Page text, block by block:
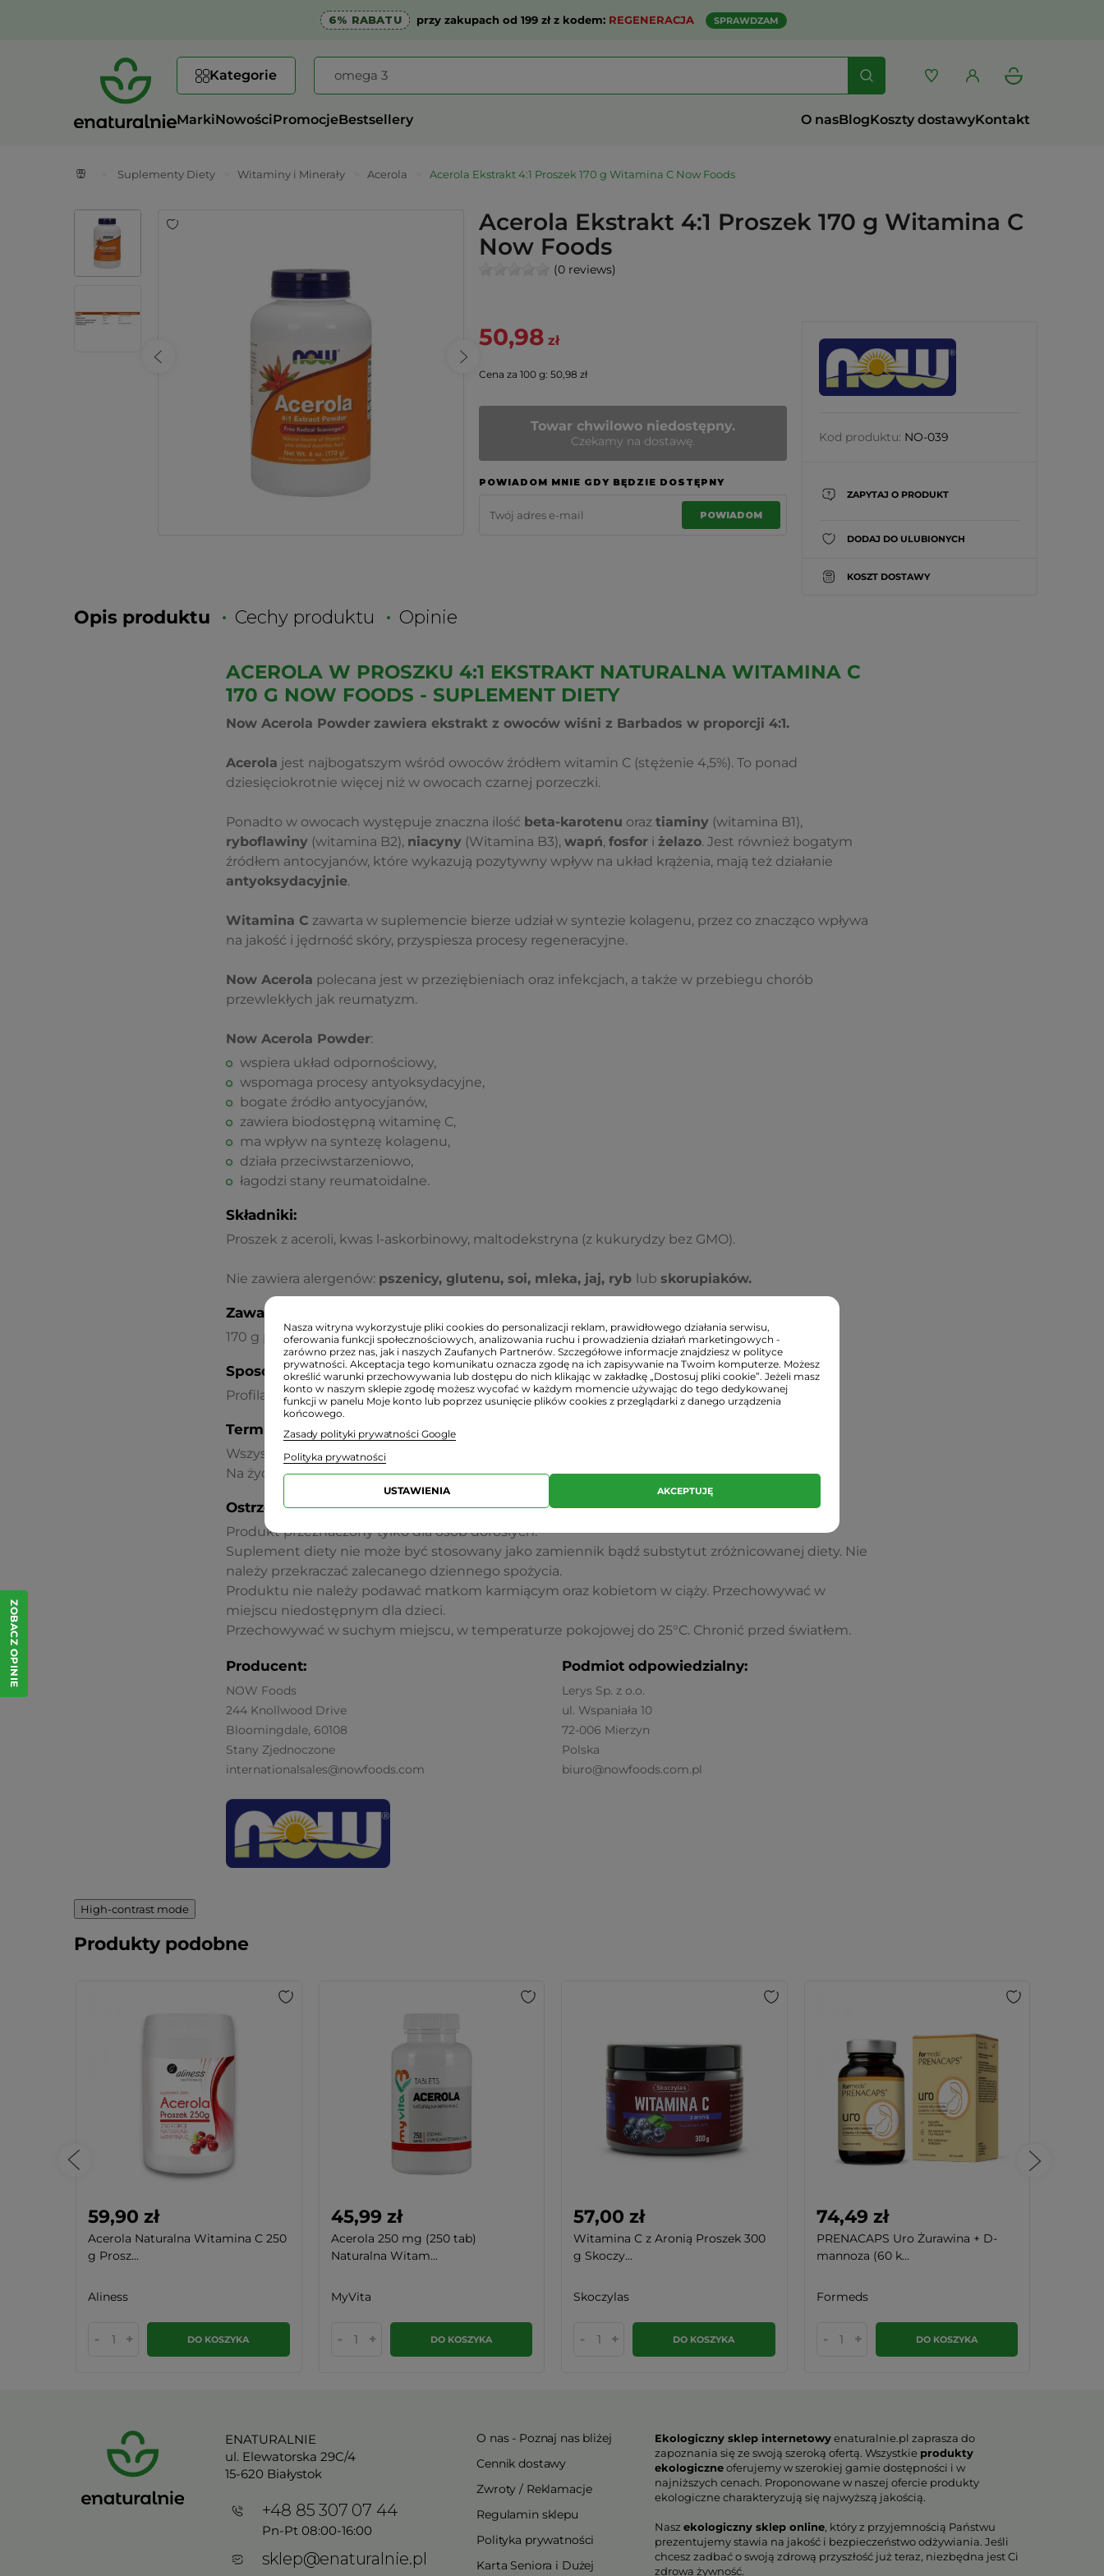
6% RABATU przy zakupach od 199 zł z kodem: REGENERACJA SPRAWDZAM
Kategorie
MarkiNowościPromocjeBestsellery O nasBlogKoszty dostawyKontakt
Suplementy Diety Witaminy i Minerały Acerola Acerola Ekstrakt 4:1 Proszek 170 g Witamina C Now Foods
Acerola Ekstrakt 4:1 Proszek 170 g Witamina C
Now Foods
(0 reviews)
50,98zł
Cena za 100 g: 50,98 zł
Towar chwilowo niedostępny.
Czekamy na dostawę.
POWIADOM MNIE GDY BĘDZIE DOSTĘPNY
POWIADOM
Kod produktu: NO-039
ZAPYTAJ O PRODUKT
DODAJ DO ULUBIONYCH
KOSZT DOSTAWY
Opis produktu Cechy produktu Opinie
ACEROLA W PROSZKU 4:1 EKSTRAKT NATURALNA WITAMINA C
170 G NOW FOODS - SUPLEMENT DIETY
Now Acerola Powder zawiera ekstrakt z owoców wiśni z Barbados w proporcji 4:1.
Acerola jest najbogatszym wśród owoców źródłem witamin C (stężenie 4,5%). To ponad
dziesięciokrotnie więcej niż w owocach czarnej porzeczki.
Ponadto w owocach występuje znaczna ilość beta-karotenu oraz tiaminy(witamina B1),
ryboflawiny(witamina B2), niacyny(Witamina B3), wapń, fosfori żelazo. Jest również bogatym
źródłem antocyjanów, które wykazują pozytywny wpływ na układ krążenia, mają też działanie
antyoksydacyjnie.
Witamina C zawarta w suplemencie bierze udział w syntezie kolagenu, przez co znacząco wpływa
na jakość i jędrność skóry, przyspiesza procesy regeneracyjne.
Now Acerola polecana jest w przeziębieniach oraz infekcjach, a także w przebiegu chorób
przewlekłych jak reumatyzm.
Now Acerola Powder:
wspiera układ odpornościowy,
wspomaga procesy antyoksydacyjne,
bogate źródło antyocyjanów,
zawiera biodostępną witaminę C,
ma wpływ na syntezę kolagenu,
działa przeciwstarzeniowo,
łagodzi stany reumatoidalne.
Składniki:
Proszek z aceroli, kwas l-askorbinowy, maltodekstryna (z kukurydzy bez GMO).
Nie zawiera alergenów: pszenicy, glutenu, soi, mleka, jaj, ryb lub skorupiaków.
Zawartość:
170 g proszku
Sposób użycia:
Profilaktycznie spożywać jedną łyżeczkę (3,2 g) dziennie.
Termin przydatności:
Wszystkie oferowane produkty są świeże, o ile nie napisano inaczej w ofercie.
Na życzenie podajemy dokładny termin przydatności e-mailowo lub telefonicznie.
Ostrzeżenia dotyczące bezpieczeństwa:
Produkt przeznaczony tylko dla osób dorosłych.
Suplement diety nie może być stosowany jako zamiennik bądź substytut zróżnicowanej diety. Nie
należy przekraczać zalecanego dziennego spożycia.
Produktu nie należy podawać matkom karmiącym oraz kobietom w ciąży. Przechowywać w
miejscu niedostępnym dla dzieci.
Przechowywać w suchym miejscu, w temperaturze pokojowej do 25°C. Chronić przed światłem.
Producent:
NOW Foods
244 Knollwood Drive
Bloomingdale, 60108
Stany Zjednoczone
internationalsales@nowfoods.com
Podmiot odpowiedzialny:
Lerys Sp. z o.o.
ul. Wspaniała 10
72-006 Mierzyn
Polska
biuro@nowfoods.com.pl
High-contrast mode
Produkty podobne
59,90 zł
Acerola Naturalna Witamina C 250
g Prosz...
Aliness
- + DO KOSZYKA
45,99 zł
Acerola 250 mg (250 tab)
Naturalna Witam...
MyVita
- + DO KOSZYKA
57,00 zł
Witamina C z Aronią Proszek 300
g Skoczy...
Skoczylas
- + DO KOSZYKA
74,49 zł
PRENACAPS Uro Żurawina + D-
mannoza (60 k...
Formeds
- + DO KOSZYKA
ENATURALNIE
ul. Elewatorska 29C/4
15-620 Białystok
+48 85 307 07 44
Pn-Pt 08:00-16:00
sklep@enaturalnie.pl
O nas - Poznaj nas bliżej
Cennik dostawy
Zwroty / Reklamacje
Regulamin sklepu
Polityka prywatności
Karta Seniora i Dużej
Ekologiczny sklep internetowyenaturalnie.pl zaprasza do
zapoznania się ze swoją szeroką ofertą. Wszystkie produkty
ekologiczneoferujemy w szerokiej gamie dostępności i w
najniższych cenach. Proponowane w naszej ofercie produkty
ekologiczne charakteryzują się najwyższą jakością.
Naszekologiczny sklep online, który z przyjemnością Państwu
prezentujemy stawia na jakość i bezpieczeństwo odżywiania. Jeśli
chcesz zadbać o swoją zdrową przyszłość już teraz, niezbędna jest Ci
zdrowa żywność.
Nasza witryna wykorzystuje pliki cookies do personalizacji reklam, prawidłowego działania serwisu,
oferowania funkcji społecznościowych, analizowania ruchu i prowadzienia działań marketingowych -
zarówno przez nas, jak i naszych Zaufanych Partnerów. Szczegółowe informacje znajdziesz w polityce
prywatności. Akceptacja tego komunikatu oznacza zgodę na ich zapisywanie na Twoim komputerze. Możesz
określić warunki przechowywania lub dostępu do nich klikając w zakładkę „Dostosuj pliki cookie”. Jeżeli masz
konto w naszym sklepie zgodę możesz wycofać w każdym momencie używając do tego dedykowanej
funkcji w panelu Moje konto lub poprzez usunięcie plików cookies z przeglądarki z danego urządzenia
końcowego.
Zasady polityki prywatności Google
Polityka prywatności
USTAWIENIA AKCEPTUJĘ
ZOBACZ OPINIE